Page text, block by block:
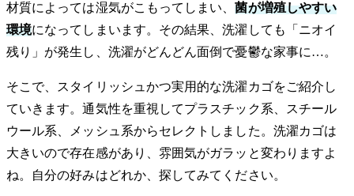
材質によっては湿気がこもってしまい、菌が増殖しやすい
環境になってしまいます。その結果、洗濯しても「ニオイ
残り」が発生し、洗濯がどんどん面倒で憂鬱な家事に…。
そこで、スタイリッシュかつ実用的な洗濯カゴをご紹介し
ていきます。通気性を重視してプラスチック系、スチール
ウール系、メッシュ系からセレクトしました。洗濯カゴは
大きいので存在感があり、雰囲気がガラッと変わりますよ
ね。自分の好みはどれか、探してみてください。